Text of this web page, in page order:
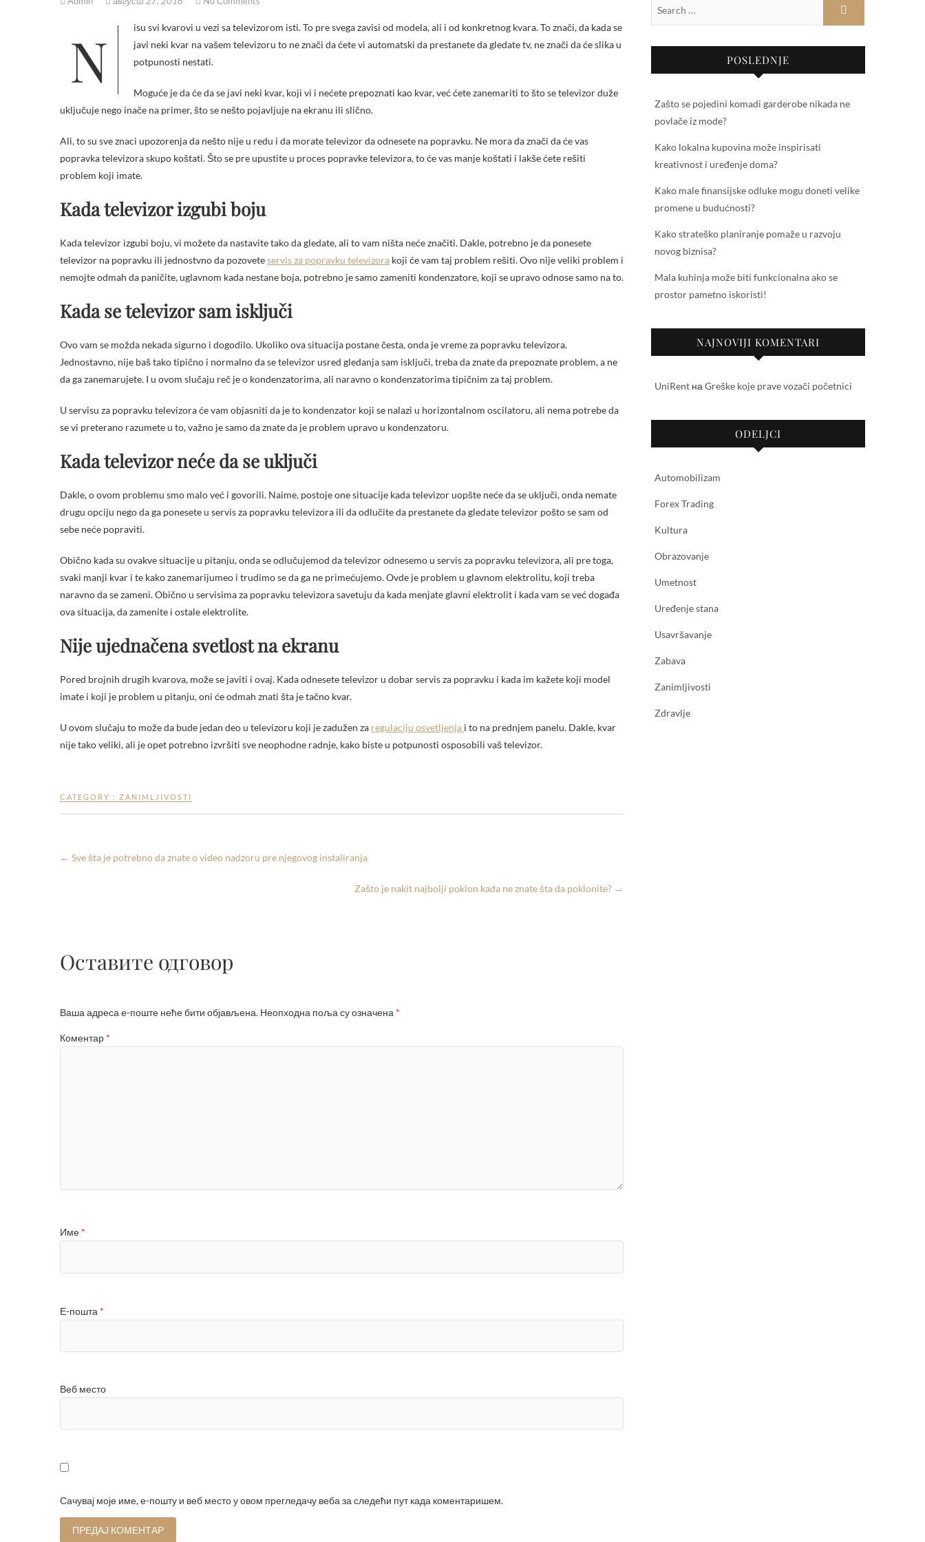
Nisu svi kvarovi u vezi sa televizorom isti. To pre svega zavisi od modela, ali i od konkretnog kvara. To znači, da kada se
javi neki kvar na vašem televizoru to ne znači da ćete vi automatski da prestanete da gledate tv, ne znači da će slika u
potpunosti nestati.
Moguće je da će da se javi neki kvar, koji vi i nećete prepoznati kao kvar, već ćete zanemariti to što se televizor duže
uključuje nego inače na primer, što se nešto pojavljuje na ekranu ili slično.
Ali, to su sve znaci upozorenja da nešto nije u redu i da morate televizor da odnesete na popravku. Ne mora da znači da će vas
popravka televizora skupo koštati. Što se pre upustite u proces popravke televizora, to će vas manje koštati i lakše ćete rešiti
problem koji imate.
Kada televizor izgubi boju
Kada televizor izgubi boju, vi možete da nastavite tako da gledate, ali to vam ništa neće značiti. Dakle, potrebno je da ponesete
televizor na popravku ili jednostvno da pozoveteservis za popravku televizora koji će vam taj problem rešiti. Ovo nije veliki problem i
nemojte odmah da paničite, uglavnom kada nestane boja, potrebno je samo zameniti kondenzatore, koji se upravo odnose samo na to.
Kada se televizor sam isključi
Ovo vam se možda nekada sigurno i dogodilo. Ukoliko ova situacija postane česta, onda je vreme za popravku televizora.
Jednostavno, nije baš tako tipično i normalno da se televizor usred gledanja sam isključi, treba da znate da prepoznate problem, a ne
da ga zanemarujete. I u ovom slučaju reč je o kondenzatorima, ali naravno o kondenzatorima tipičnim za taj problem.
U servisu za popravku televizora će vam objasniti da je to kondenzator koji se nalazi u horizontalnom oscilatoru, ali nema potrebe da
se vi preterano razumete u to, važno je samo da znate da je problem upravo u kondenzatoru.
Kada televizor neće da se uključi
Dakle, o ovom problemu smo malo već i govorili. Naime, postoje one situacije kada televizor uopšte neće da se uključi, onda nemate
drugu opciju nego da ga ponesete u servis za popravku televizora ili da odlučite da prestanete da gledate televizor pošto se sam od
sebe neće popraviti.
Obično kada su ovakve situacije u pitanju, onda se odlučujemod da televizor odnesemo u servis za popravku televizora, ali pre toga,
svaki manji kvar i te kako zanemarijumeo i trudimo se da ga ne primećujemo. Ovde je problem u glavnom elektrolitu, koji treba
naravno da se zameni. Obično u servisima za popravku televizora savetuju da kada menjate glavni elektrolit i kada vam se već događa
ova situacija, da zamenite i ostale elektrolite.
Nije ujednačena svetlost na ekranu
Pored brojnih drugih kvarova, može se javiti i ovaj. Kada odnesete televizor u dobar servis za popravku i kada im kažete koji model
imate i koji je problem u pitanju, oni će odmah znati šta je tačno kvar.
U ovom slučaju to može da bude jedan deo u televizoru koji je zadužen za regulaciju osvetljenja i to na prednjem panelu. Dakle, kvar
nije tako veliki, ali je opet potrebno izvršiti sve neophodne radnje, kako biste u potpunosti osposobili vaš televizor.
CATEGORY : ZANIMLJIVOSTI
← Sve šta je potrebno da znate o video nadzoru pre njegovog instaliranja
Zašto je nakit najbolji poklon kada ne znate šta da poklonite? →
Оставите одговор
Ваша адреса е-поште неће бити објављена. Неопходна поља су означена *
Коментар *
Име *
Е-пошта *
Веб место
Сачувај моје име, е-пошту и веб место у овом прегледачу веба за следећи пут када коментаришем.
POSLEDNJE
Zašto se pojedini komadi garderobe nikada ne
povlače iz mode?
Kako lokalna kupovina može inspirisati
kreativnost i uređenje doma?
Kako male finansijske odluke mogu doneti velike
promene u budućnosti?
Kako strateško planiranje pomaže u razvoju
novog biznisa?
Mala kuhinja može biti funkcionalna ako se
prostor pametno iskoristi!
NAJNOVIJI KOMENTARI
UniRent на Greške koje prave vozači početnici
ODELJCI
Automobilizam
Forex Trading
Kultura
Obrazovanje
Umetnost
Uređenje stana
Usavršavanje
Zabava
Zanimljivosti
Zdravlje